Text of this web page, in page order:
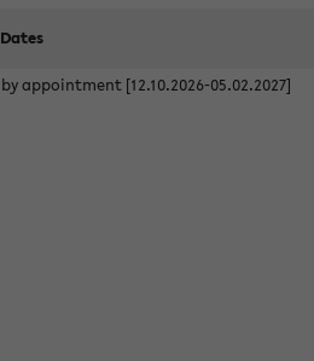
Dates
by appointment [12.10.2026-05.02.2027]